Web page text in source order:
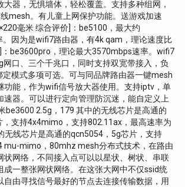
大器，无惧墙体，轻松覆盖。支持多种组网，
mesh。有儿童上网保护功能。送游戏加速
毫米 综合评价]：be5100，最大约
因为是wifi7路由器，有4k qam，理论速度比
be3600pro，理论最大3570mbps速率。wifi7
网口、三个千兆口，同时支持双宽带接入，负
模式多项可选。可与同品牌路由器一键mesh
功能，作为wifi信号放大器使用。支持iptv，单
速器。可以进行定向管理防沉迷，能自定义上
be3600 2.5g，179 其中的无线芯片是高通的
支持4x4mimo，支持802.11ax，最高速率为
无线芯片是高通的qcn5054，5g芯片，支持
mu-mimo，80mhz mesh分布式技术，在路由
状网络，不同接入点可以以星状、树状、串联
成一整张网状网络。在这张大网中不仅ssid统
自由寻找信号最好的节点去连接传输数据，用